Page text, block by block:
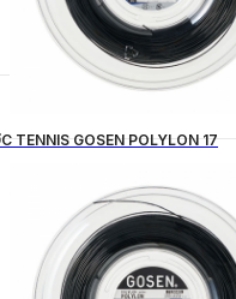
TENNIS GOSEN POLYLON 17